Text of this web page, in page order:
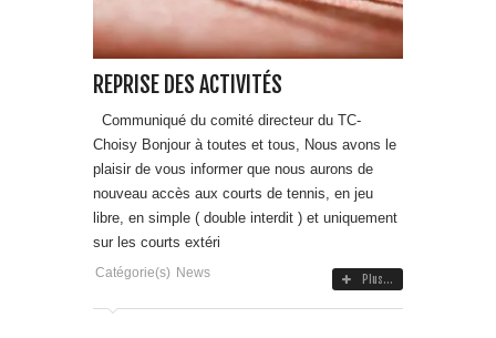
REPRISE DES ACTIVITÉS
Communiqué du comité directeur du TC-
Choisy Bonjour à toutes et tous, Nous avons le
plaisir de vous informer que nous aurons de
nouveau accès aux courts de tennis, en jeu
libre, en simple ( double interdit ) et uniquement
sur les courts extéri
Catégorie(s) News Plus...